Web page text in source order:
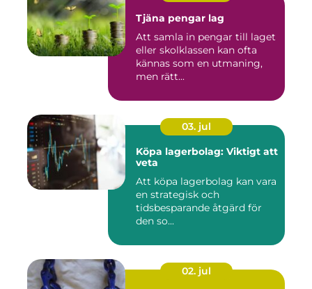
Tjäna pengar lag
Att samla in pengar till laget
eller skolklassen kan ofta
kännas som en utmaning,
men rätt...
03. jul
Köpa lagerbolag: Viktigt att
veta
Att köpa lagerbolag kan vara
en strategisk och
tidsbesparande åtgärd för
den so...
02. jul